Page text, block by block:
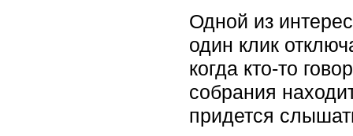
Одной из
один клик
когда кто-то
собрания
придется